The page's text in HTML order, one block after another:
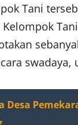
Tani
swadaya,
Desa